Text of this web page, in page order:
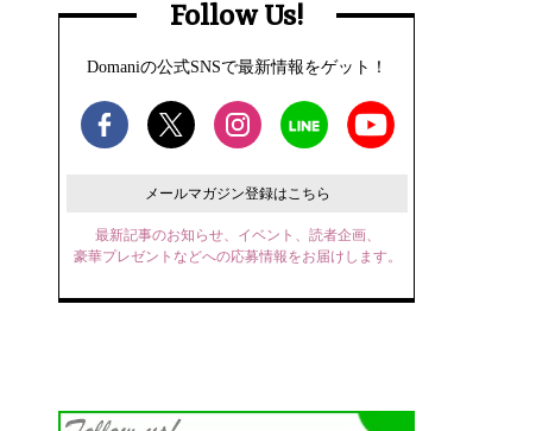
Follow Us!
Domaniの公式SNSで最新情報をゲット！
メールマガジン登録はこちら
最新記事のお知らせ、イベント、読者企画、
豪華プレゼントなどへの応募情報をお届けします。